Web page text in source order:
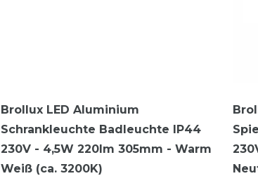
Brollux LED Aluminium
Schrankleuchte Badleuchte IP44
230V - 4,5W 220lm 305mm - Warm
Weiß (ca. 3200K)